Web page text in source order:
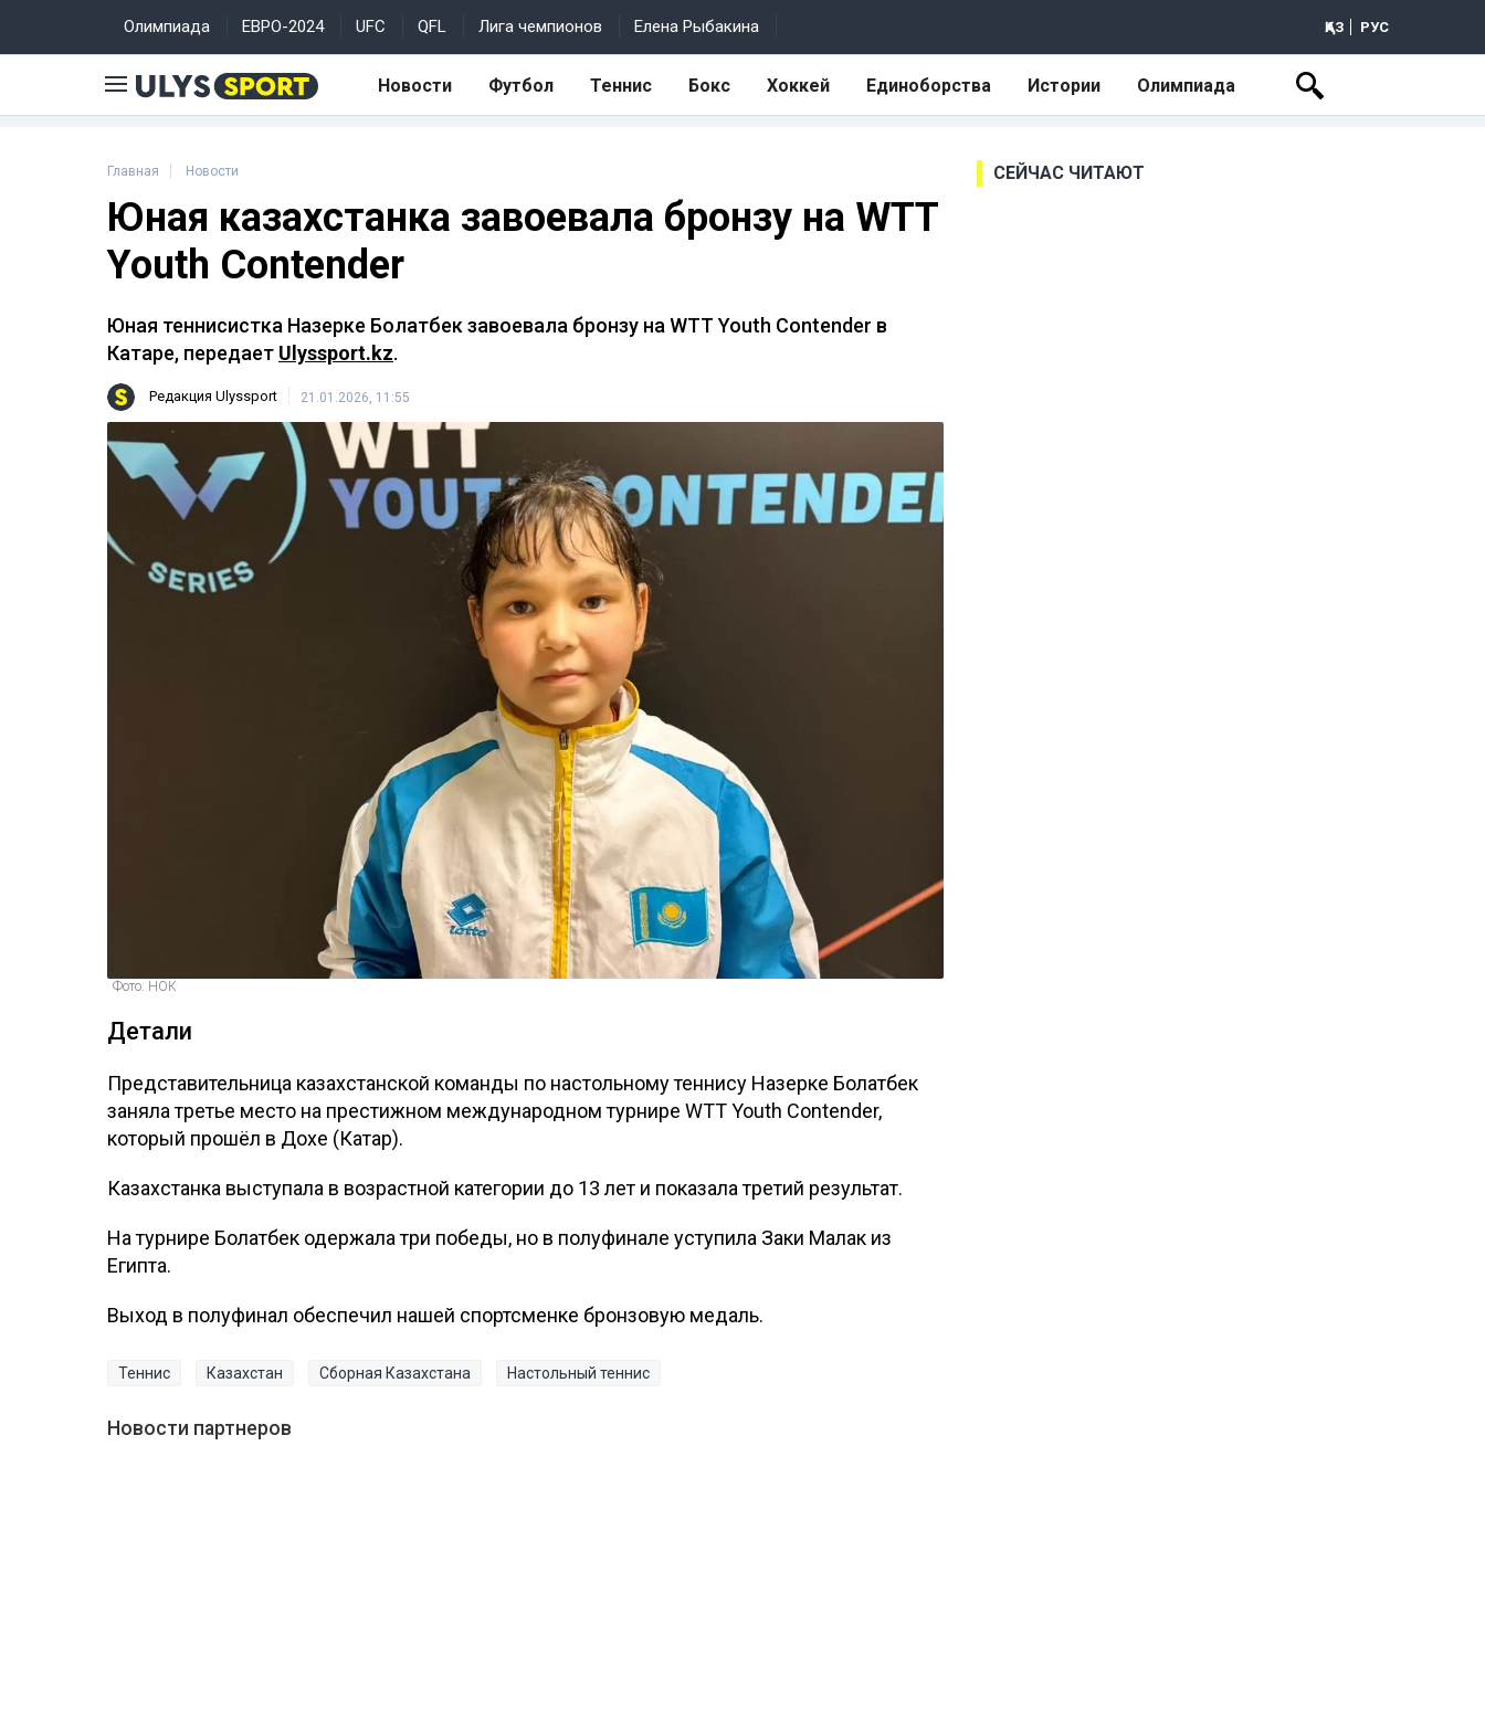
Олимпиада ЕВРО-2024 UFC QFL Лига чемпионов Елена Рыбакина ҚАЗ РУС
Новости Футбол Теннис Бокс Хоккей Единоборства Истории Олимпиада
Главная Новости
Юная казахстанка завоевала бронзу на WTT
Youth Contender
Юная теннисистка Назерке Болатбек завоевала бронзу на WTT Youth Contender в
Катаре, передает Ulyssport.kz.
Редакция Ulyssport 21.01.2026, 11:55
Фото: НОК
Детали
Представительница казахстанской команды по настольному теннису Назерке Болатбек
заняла третье место на престижном международном турнире WTT Youth Contender,
который прошёл в Дохе (Катар).
Казахстанка выступала в возрастной категории до 13 лет и показала третий результат.
На турнире Болатбек одержала три победы, но в полуфинале уступила Заки Малак из
Египта.
Выход в полуфинал обеспечил нашей спортсменке бронзовую медаль.
Теннис Казахстан Сборная Казахстана Настольный теннис
Новости партнеров
СЕЙЧАС ЧИТАЮТ